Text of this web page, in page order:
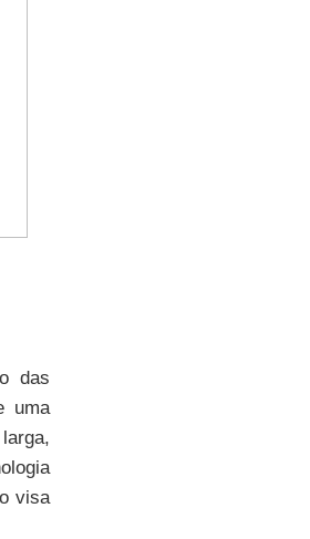
das
uma
visa